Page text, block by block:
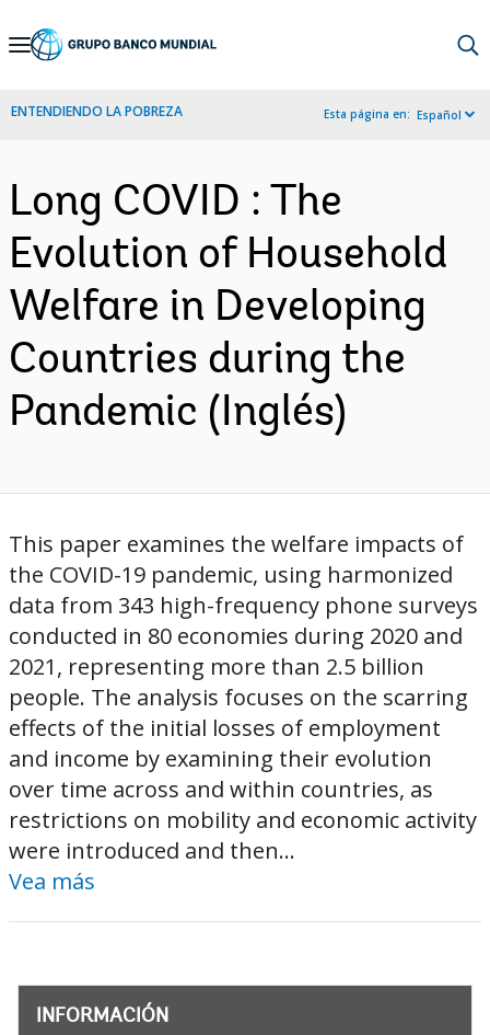
Skip
Navigation
ENTENDIENDO LA POBREZA Esta página en: Español
Long COVID : The
Evolution of Household
Welfare in Developing
Countries during the
Pandemic (Inglés)
This paper examines the welfare impacts of
the COVID-19 pandemic, using harmonized
data from 343 high-frequency phone surveys
conducted in 80 economies during 2020 and
2021, representing more than 2.5 billion
people. The analysis focuses on the scarring
effects of the initial losses of employment
and income by examining their evolution
over time across and within countries, as
restrictions on mobility and economic activity
were introduced and then...
Vea más
INFORMACIÓN